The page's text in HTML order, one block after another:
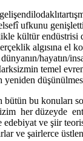
ufkunu
kültür endüstrisi
algısına el
hayatın/
temel
yeniden
bu konuları
her düzeyde
ve şiir
ve şairlerce